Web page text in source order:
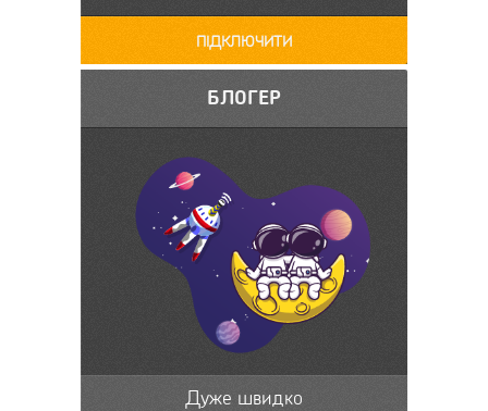
ПІДКЛЮЧИТИ
БЛОГЕР
Дуже швидко